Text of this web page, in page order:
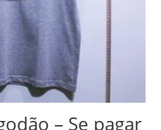
– Se pagar